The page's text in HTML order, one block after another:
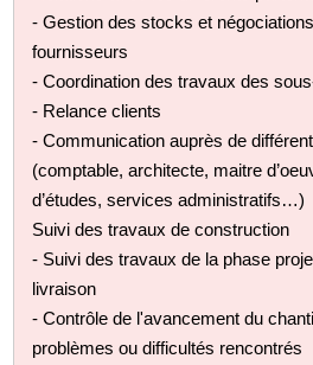
- Gestion des stocks et
fournisseurs
- Coordination des travaux des
- Relance clients
- Communication auprès de
(comptable, architecte, maitre
d’études, services administratifs…)
Suivi des travaux de construction
- Suivi des travaux de la phase
livraison
- Contrôle de l'avancement du
problèmes ou difficultés rencontrés